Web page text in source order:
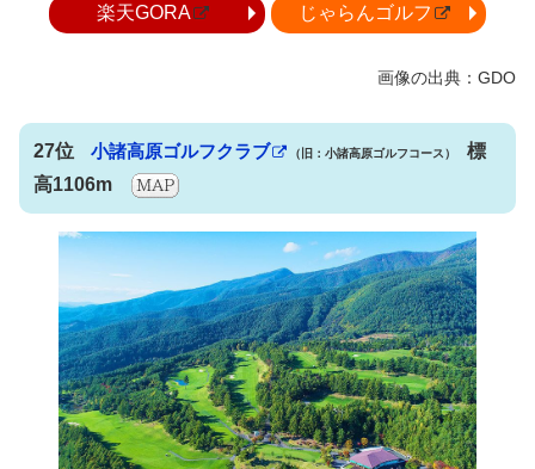
楽天GORA じゃらんゴルフ
27位 小諸高原ゴルフクラブ （旧：小諸高原ゴルフコース）
標
高1106m